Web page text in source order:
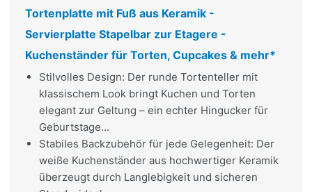
Tortenplatte mit Fuß aus Keramik -
Servierplatte Stapelbar zur Etagere -
Kuchenständer für Torten, Cupcakes & mehr*
Stilvolles Design: Der runde Tortenteller mit
klassischem Look bringt Kuchen und Torten
elegant zur Geltung – ein echter Hingucker für
Geburtstage...
Stabiles Backzubehör für jede Gelegenheit: Der
weiße Kuchenständer aus hochwertiger Keramik
überzeugt durch Langlebigkeit und sicheren